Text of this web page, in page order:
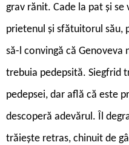
grav rănit. Cade la pat și
prietenul și sfătuitorul său,
să-l convingă că
trebuia pedepsită. Siegfrid
pedepsei, dar află că este
descoperă adevărul. Îl
trăiește retras, chinuit de